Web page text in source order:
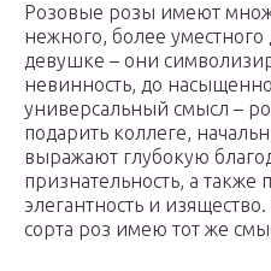
Розовые розы имеют
нежного, более
девушке – они
невинность, до
универсальный смысл –
подарить коллеге,
выражают глубокую
признательность, а также
элегантность и
сорта роз имею тот же